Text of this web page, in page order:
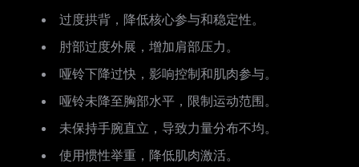
过度拱背，降低核心参与和稳定性。
肘部过度外展，增加肩部压力。
哑铃下降过快，影响控制和肌肉参与。
哑铃未降至胸部水平，限制运动范围。
未保持手腕直立，导致力量分布不均。
使用惯性举重，降低肌肉激活。